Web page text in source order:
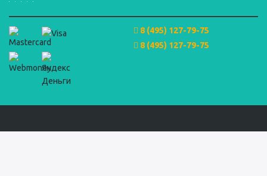
8 (495) 127-79-75
8 (495) 127-79-75